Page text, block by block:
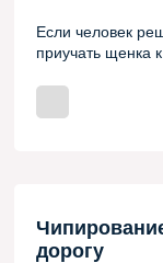
Если человек
приучать щенка
дорогу